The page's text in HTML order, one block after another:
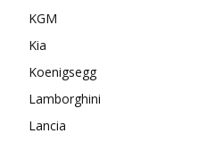
KGM
Kia
Koenigsegg
Lamborghini
Lancia